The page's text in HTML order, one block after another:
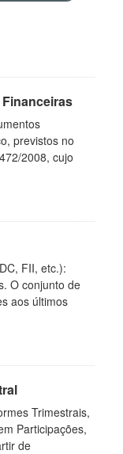
previstos no
2008, cujo
FII, etc.):
O conjunto de
aos últimos
Trimestrais,
Participações,
de